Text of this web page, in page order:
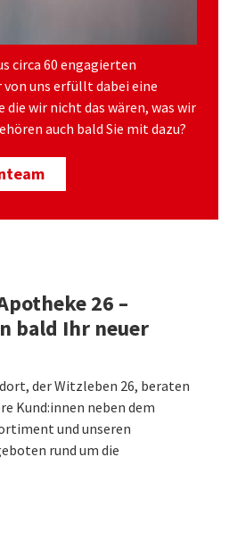
circa 60 engagierten
uns erfüllt dabei eine
wir nicht das wären, was wir
auch bald Sie mit dazu?
26 –
bald Ihr neuer
der Witzleben 26, beraten
Kund:innen neben dem
und unseren
rund um die